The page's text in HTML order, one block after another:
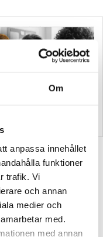
Om
anpassa innehållet
funktioner
trafik. Vi
och annan
medier och
med.
med annan
Låt oss sluta
egna